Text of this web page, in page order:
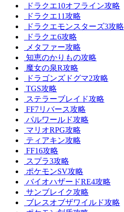
ドラクエ10オフライン攻略
ドラクエ11攻略
ドラクエモンスターズ3攻略
ドラクエ6攻略
メタファー攻略
知恵のかりもの攻略
魔女の泉R攻略
ドラゴンズドグマ2攻略
TGS攻略
ステラーブレイド攻略
FF7リバース攻略
パルワールド攻略
マリオRPG攻略
ティアキン攻略
FF16攻略
スプラ3攻略
ポケモンSV攻略
バイオハザードRE4攻略
サンブレイク攻略
ブレスオブザワイルド攻略